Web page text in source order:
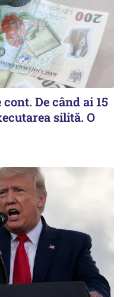
De când ai 15
silită. O